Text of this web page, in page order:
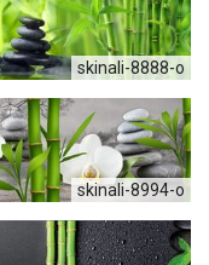
skinali-8888-o
skinali-8994-o